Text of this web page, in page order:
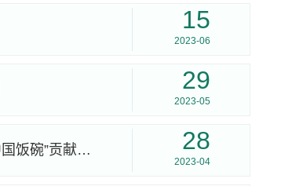
15
2023-06
29
2023-05
【新华日报|智库专家谈农业强国】朱晶、李天祥：为端稳“中国饭碗”贡献“一域之粟” 28
2023-04